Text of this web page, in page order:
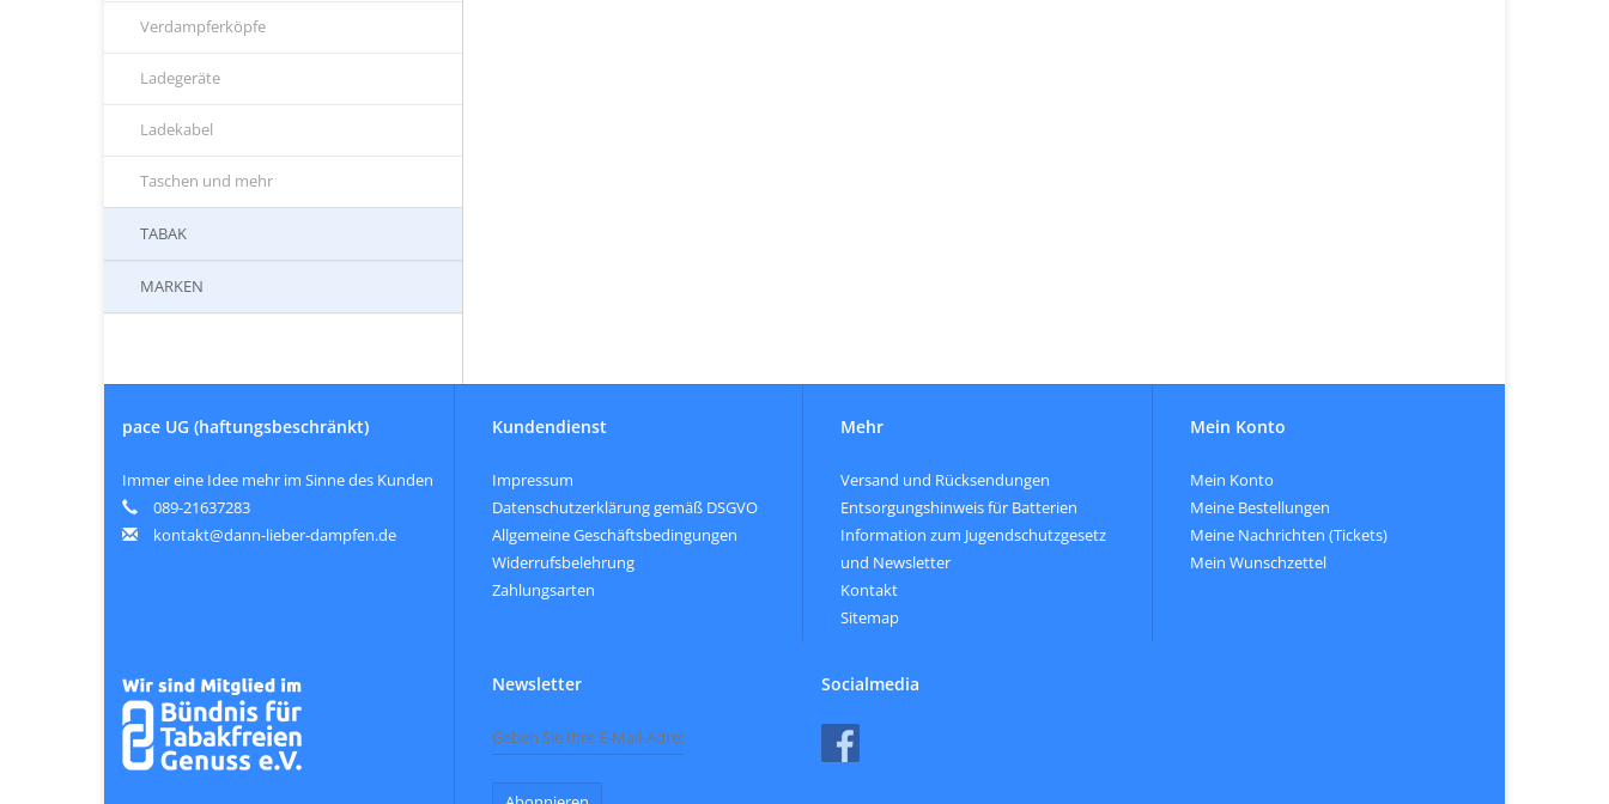
Verdampferköpfe
Ladegeräte
Ladekabel
Taschen und mehr
TABAK
MARKEN
pace UG (haftungsbeschränkt)
Immer eine Idee mehr im Sinne des Kunden
089-21637283
kontakt@dann-lieber-dampfen.de
Kundendienst
Impressum
Datenschutzerklärung gemäß DSGVO
Allgemeine Geschäftsbedingungen
Widerrufsbelehrung
Zahlungsarten
Mehr
Versand und Rücksendungen
Entsorgungshinweis für Batterien
Information zum Jugendschutzgesetz
und Newsletter
Kontakt
Sitemap
Mein Konto
Mein Konto
Meine Bestellungen
Meine Nachrichten (Tickets)
Mein Wunschzettel
Newsletter Socialmedia